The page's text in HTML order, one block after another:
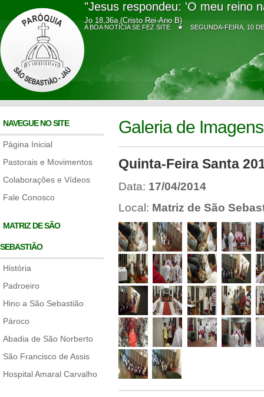
"Jesus respondeu: 'O meu reino
Jo 18,36a (Cristo Rei-Ano B)
A BOA NOTÍCIA SE FEZ SITE ★SEGUNDA-FEIRA, 10
NAVEGUE NO SITE
Página Inicial
Pastorais e Movimentos
Colaborações e Vídeos
Fale Conosco
MATRIZ DE SÃO
SEBASTIÃO
História
Padroeiro
Hino a São Sebastião
Pároco
Abadia de São Norberto
São Francisco de Assis
Hospital Amaral Carvalho
Galeria de Imagens
Quinta-Feira Santa
Data: 17/04/2014
Local: Matriz de São